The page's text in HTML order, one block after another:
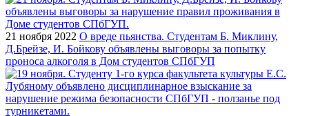
21 ноября 2022 О вреде пьянства. Студентам Б. Миклину,
Д.Брейзе, И. Бойкову объявлены выговоры за попытку
проноса алкоголя в Дом студентов СПбГУП